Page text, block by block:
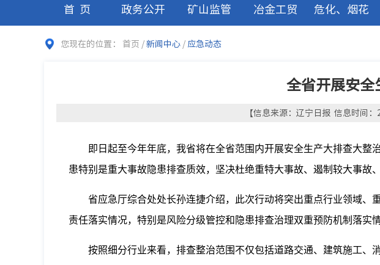
首页 政务公开 矿山监管 冶金工贸 危化、烟花
您现在的位置： 首页 /新闻中心 / 应急动态
全省开展安
【信息来源：辽宁日报 信息时间
即日起至今年年底，我省将在全省范围内开展安全生产大排查大
患特别是重大事故隐患排查质效，坚决杜绝重特大事故、遏制较大事故
省应急厅综合处处长孙连捷介绍，此次行动将突出重点行业领域
责任落实情况，特别是风险分级管控和隐患排查治理双重预防机制落实情
按照细分行业来看，排查整治范围不仅包括道路交通、建筑施工